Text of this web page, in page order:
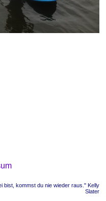
bist, kommst du nie wieder raus." Kelly
Slater